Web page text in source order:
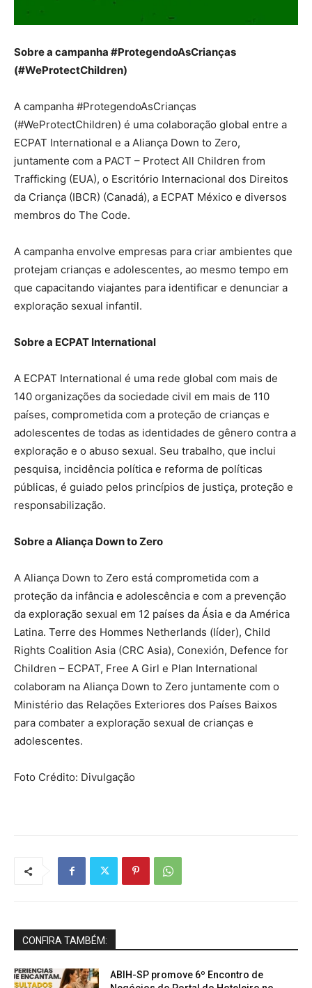
Sobre a campanha #ProtegendoAsCrianças
(#WeProtectChildren)
A campanha #ProtegendoAsCrianças
(#WeProtectChildren) é uma colaboração global entre a
ECPAT International e a Aliança Down to Zero,
juntamente com a PACT – Protect All Children from
Trafficking (EUA), o Escritório Internacional dos Direitos
da Criança (IBCR) (Canadá), a ECPAT México e diversos
membros do The Code.
A campanha envolve empresas para criar ambientes que
protejam crianças e adolescentes, ao mesmo tempo em
que capacitando viajantes para identificar e denunciar a
exploração sexual infantil.
Sobre a ECPAT International
A ECPAT International é uma rede global com mais de
140 organizações da sociedade civil em mais de 110
países, comprometida com a proteção de crianças e
adolescentes de todas as identidades de gênero contra a
exploração e o abuso sexual. Seu trabalho, que inclui
pesquisa, incidência política e reforma de políticas
públicas, é guiado pelos princípios de justiça, proteção e
responsabilização.
Sobre a Aliança Down to Zero
A Aliança Down to Zero está comprometida com a
proteção da infância e adolescência e com a prevenção
da exploração sexual em 12 países da Ásia e da América
Latina. Terre des Hommes Netherlands (líder), Child
Rights Coalition Asia (CRC Asia), Conexión, Defence for
Children – ECPAT, Free A Girl e Plan International
colaboram na Aliança Down to Zero juntamente com o
Ministério das Relações Exteriores dos Países Baixos
para combater a exploração sexual de crianças e
adolescentes.
Foto Crédito: Divulgação
CONFIRA TAMBÉM:
ABIH-SP promove 6º Encontro de